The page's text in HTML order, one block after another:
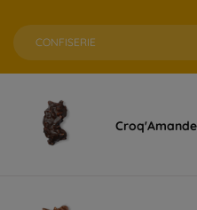
CONFISERIE